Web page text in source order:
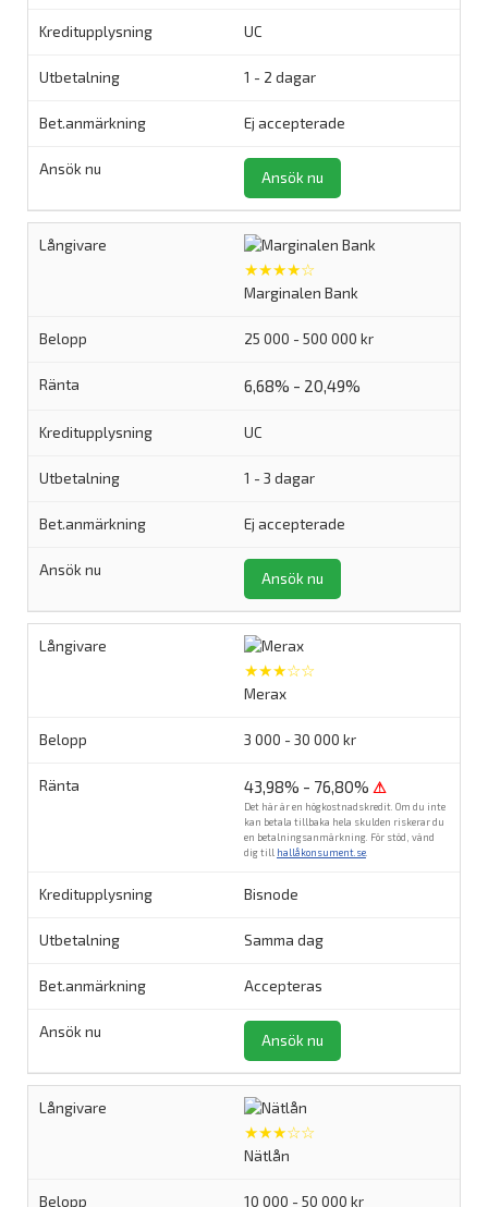
UC
1 - 2 dagar
Ej accepterade
Ansök nu
★★★★☆
Marginalen Bank
25 000 - 500 000 kr
6,68% - 20,49%
UC
1 - 3 dagar
Ej accepterade
Ansök nu
★★★☆☆
Merax
3 000 - 30 000 kr
43,98% - 76,80% ⚠
Det här är en högkostnadskredit. Om du inte
kan betala tillbaka hela skulden riskerar du
en betalningsanmärkning. För stöd, vänd
dig till hallåkonsument.se
Bisnode
Samma dag
Accepteras
Ansök nu
★★★☆☆
Nätlån
10 000 - 50 000 kr